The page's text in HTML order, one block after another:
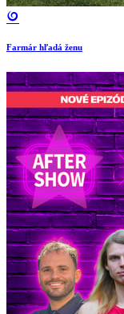
Farmár hľadá ženu